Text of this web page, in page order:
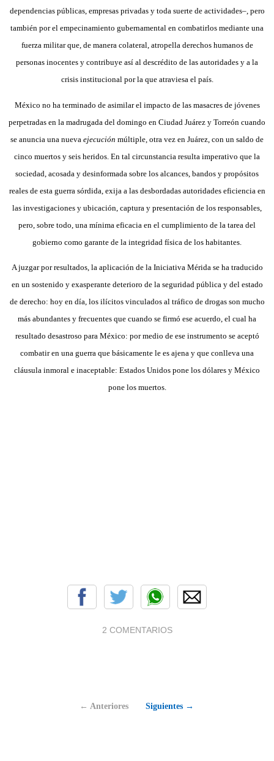
dependencias públicas, empresas privadas y toda suerte de actividades–, pero
también por el empecinamiento gubernamental en combatirlos mediante una
fuerza militar que, de manera colateral, atropella derechos humanos de
personas inocentes y contribuye así al descrédito de las autoridades y a la
crisis institucional por la que atraviesa el país.
México no ha terminado de asimilar el impacto de las masacres de jóvenes
perpetradas en la madrugada del domingo en Ciudad Juárez y Torreón cuando
se anuncia una nueva ejecución múltiple, otra vez en Juárez, con un saldo de
cinco muertos y seis heridos. En tal circunstancia resulta imperativo que la
sociedad, acosada y desinformada sobre los alcances, bandos y propósitos
reales de esta guerra sórdida, exija a las desbordadas autoridades eficiencia en
las investigaciones y ubicación, captura y presentación de los responsables,
pero, sobre todo, una mínima eficacia en el cumplimiento de la tarea del
gobierno como garante de la integridad física de los habitantes.
A juzgar por resultados, la aplicación de la Iniciativa Mérida se ha traducido
en un sostenido y exasperante deterioro de la seguridad pública y del estado
de derecho: hoy en día, los ilícitos vinculados al tráfico de drogas son mucho
más abundantes y frecuentes que cuando se firmó ese acuerdo, el cual ha
resultado desastroso para México: por medio de ese instrumento se aceptó
combatir en una guerra que básicamente le es ajena y que conlleva una
cláusula inmoral e inaceptable: Estados Unidos pone los dólares y México
pone los muertos.
2 COMENTARIOS
← Anteriores Siguientes →